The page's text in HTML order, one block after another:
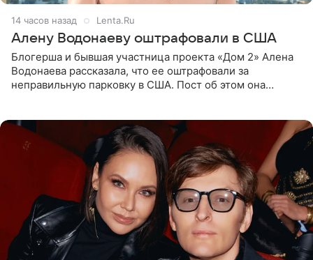
14 часов назад Lenta.Ru
Алену Водонаеву оштрафовали в США
Блогерша и бывшая участница проекта «Дом 2» Алена
Водонаева рассказала, что ее оштрафовали за
неправильную парковку в США. Пост об этом она